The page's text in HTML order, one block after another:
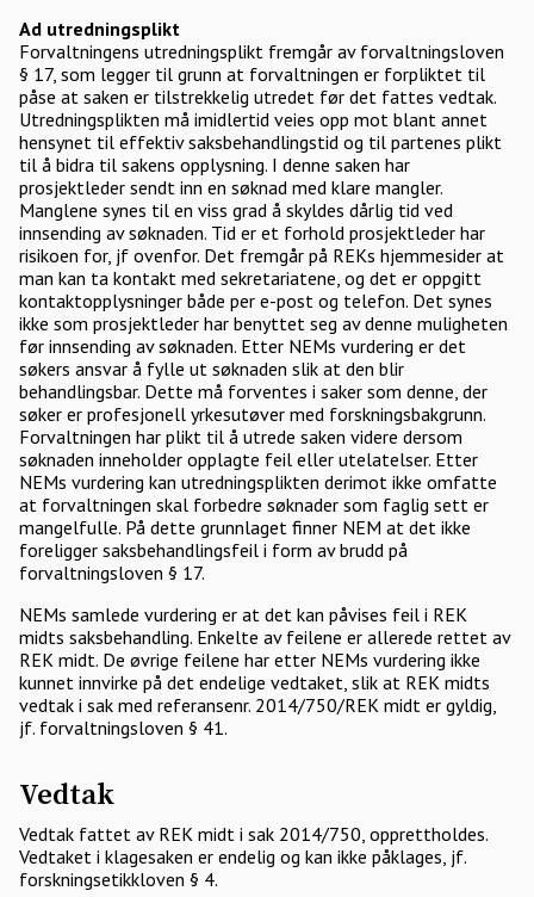
Ad utredningsplikt
Forvaltningens utredningsplikt fremgår av forvaltningsloven
§ 17, som legger til grunn at forvaltningen er forpliktet til
påse at saken er tilstrekkelig utredet før det fattes vedtak.
Utredningsplikten må imidlertid veies opp mot blant annet
hensynet til effektiv saksbehandlingstid og til partenes plikt
til å bidra til sakens opplysning. I denne saken har
prosjektleder sendt inn en søknad med klare mangler.
Manglene synes til en viss grad å skyldes dårlig tid ved
innsending av søknaden. Tid er et forhold prosjektleder har
risikoen for, jf ovenfor. Det fremgår på REKs hjemmesider at
man kan ta kontakt med sekretariatene, og det er oppgitt
kontaktopplysninger både per e-post og telefon. Det synes
ikke som prosjektleder har benyttet seg av denne muligheten
før innsending av søknaden. Etter NEMs vurdering er det
søkers ansvar å fylle ut søknaden slik at den blir
behandlingsbar. Dette må forventes i saker som denne, der
søker er profesjonell yrkesutøver med forskningsbakgrunn.
Forvaltningen har plikt til å utrede saken videre dersom
søknaden inneholder opplagte feil eller utelatelser. Etter
NEMs vurdering kan utredningsplikten derimot ikke omfatte
at forvaltningen skal forbedre søknader som faglig sett er
mangelfulle. På dette grunnlaget finner NEM at det ikke
foreligger saksbehandlingsfeil i form av brudd på
forvaltningsloven § 17.
NEMs samlede vurdering er at det kan påvises feil i REK
midts saksbehandling. Enkelte av feilene er allerede rettet av
REK midt. De øvrige feilene har etter NEMs vurdering ikke
kunnet innvirke på det endelige vedtaket, slik at REK midts
vedtak i sak med referansenr. 2014/750/REK midt er gyldig,
jf. forvaltningsloven § 41.
Vedtak
Vedtak fattet av REK midt i sak 2014/750, opprettholdes.
Vedtaket i klagesaken er endelig og kan ikke påklages, jf.
forskningsetikkloven § 4.